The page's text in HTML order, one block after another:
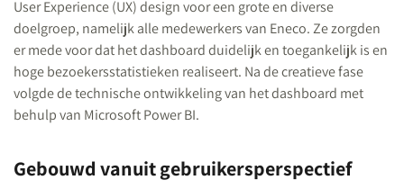
User Experience (UX) design voor een grote en diverse
doelgroep, namelijk alle medewerkers van Eneco. Ze zorgden
er mede voor dat het dashboard duidelijk en toegankelijk is en
hoge bezoekersstatistieken realiseert. Na de creatieve fase
volgdede technische ontwikkeling van het dashboard met
behulp van Microsoft Power BI.
Gebouwd vanuit gebruikersperspectief